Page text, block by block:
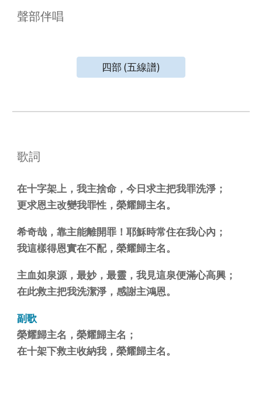
聲部伴唱
四部 (五線譜)
歌詞
在十字架上，我主捨命，今日求主把我罪洗淨；
更求恩主改變我罪性，榮耀歸主名。
希奇哉，靠主能離開罪！耶穌時常住在我心內；
我這樣得恩實在不配，榮耀歸主名。
主血如泉源，最妙，最靈，我見這泉便滿心高興；
在此救主把我洗潔淨，感謝主鴻恩。
副歌
榮耀歸主名，榮耀歸主名；
在十架下救主收納我，榮耀歸主名。